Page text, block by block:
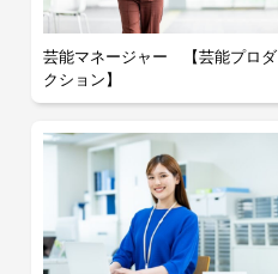
芸能マネージャー 【芸能プロダ
クション】